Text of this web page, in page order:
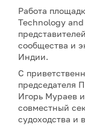
Работа
Technology
сообщества и
Индии.
С
председателя
Игорь Мураев
совместный
судоходства и